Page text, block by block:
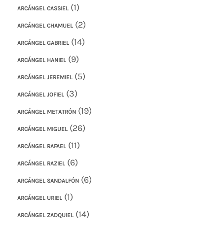
ARCÁNGEL CASSIEL (1)
ARCÁNGEL CHAMUEL (2)
ARCÁNGEL GABRIEL (14)
ARCÁNGEL HANIEL (9)
ARCÁNGEL JEREMIEL (5)
ARCÁNGEL JOFIEL (3)
ARCÁNGEL METATRÓN (19)
ARCÁNGEL MIGUEL (26)
ARCÁNGEL RAFAEL (11)
ARCÁNGEL RAZIEL (6)
ARCÁNGEL SANDALFÓN (6)
ARCÁNGEL URIEL (1)
ARCÁNGEL ZADQUIEL (14)